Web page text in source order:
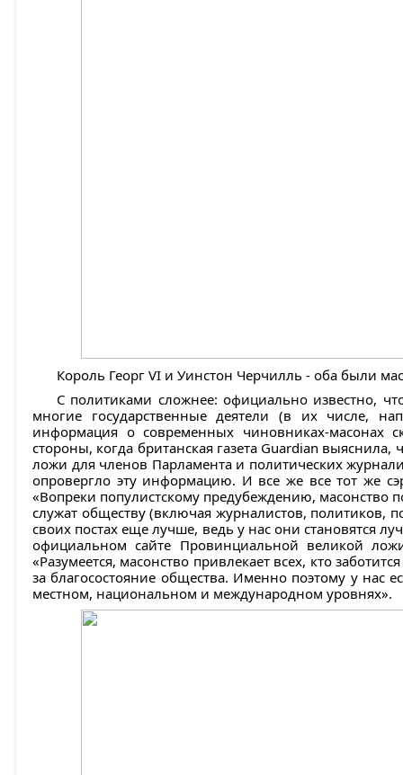
Король Георг VI и Уинстон Черчилль - оба были
С политиками сложнее: официально известно,
многие государственные деятели (в их числе,
информация о современных чиновниках-масонах
стороны, когда британская газета Guardian
ложи для членов Парламента и политических
опровергло эту информацию. И все же все тот же
«Вопреки популистскому предубеждению, масонство
служат обществу (включая журналистов, политиков,
своих постах еще лучше, ведь у нас они становятся
официальном сайте Провинциальной великой
«Разумеется, масонство привлекает всех, кто
за благосостояние общества. Именно поэтому у нас
местном, национальном и международном уровнях».